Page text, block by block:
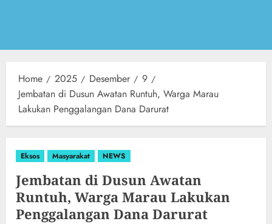
Home 2025 Desember
9
Jembatan di Dusun Awatan Runtuh, Warga Marau
Lakukan Penggalangan Dana Darurat
Eksos Masyarakat NEWS
Jembatan di Dusun Awatan
Runtuh, Warga Marau Lakukan
Penggalangan Dana Darurat